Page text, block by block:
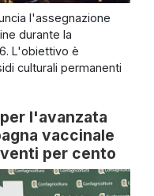
l'assegnazione
durante la
L'obiettivo è
culturali permanenti
l'avanzata
vaccinale
per cento